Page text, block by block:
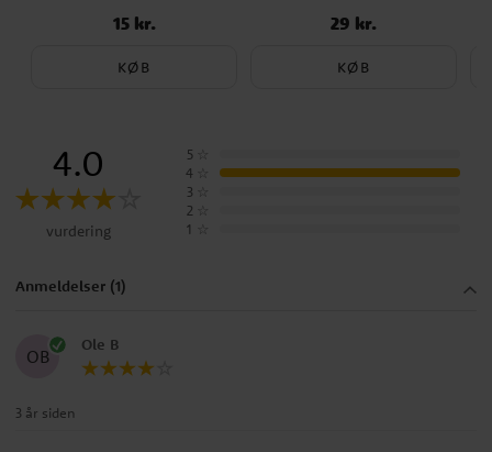
Pris: 15 kr.
15 kr.
KØB
Pris: 29 kr.
29 kr.
KØB
4.0
vurdering
5
4
3
2
1
Anmeldelser (1)
OB
Ole B
3 år siden